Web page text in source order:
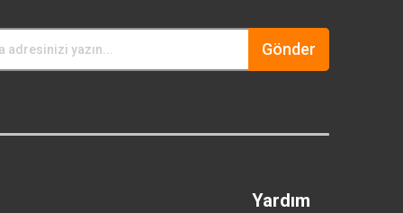
Gönder
Yardım